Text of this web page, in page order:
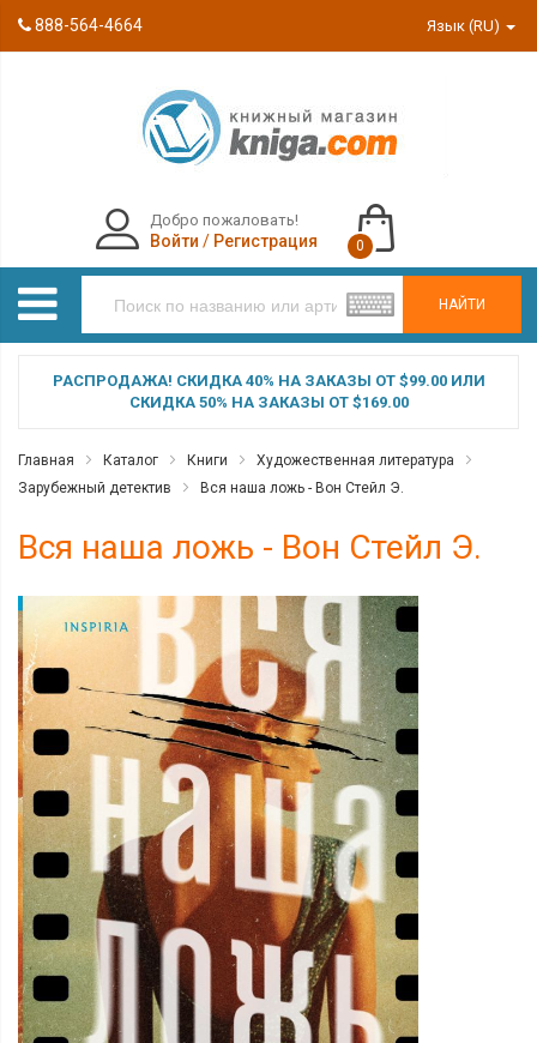
888-564-4664 Язык (RU)
НАЙТИ
Добро пожаловать!
Войти / Регистрация 0
РАСПРОДАЖА! СКИДКА 40% НА ЗАКАЗЫ ОТ $99.00 ИЛИ
СКИДКА 50% НА ЗАКАЗЫ ОТ $169.00
Главная Каталог Книги
Художественная литература
Зарубежный детектив
Вся наша ложь - Вон Стейл Э.
Вся наша ложь - Вон Стейл Э.